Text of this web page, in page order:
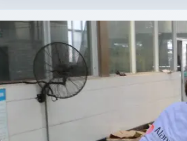
a la intemperie.
una lámina de Perspex transparente en
de Perspex transparentes son más
y son más fáciles de cortar y
acrílicas de Perspex transparentes son
acrílicas de Perspex transparentes son
que las hace perfectas para aplicaciones
usar láminas de plexiglás acrílico